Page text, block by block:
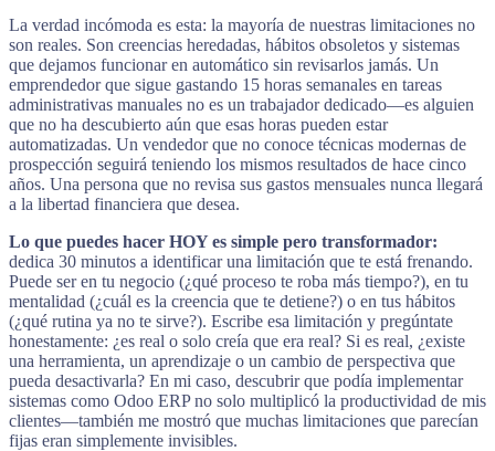
La verdad incómoda es esta: la mayoría de nuestras limitaciones no
son reales. Son creencias heredadas, hábitos obsoletos y sistemas
que dejamos funcionar en automático sin revisarlos jamás. Un
emprendedor que sigue gastando 15 horas semanales en tareas
administrativas manuales no es un trabajador dedicado—es alguien
que no ha descubierto aún que esas horas pueden estar
automatizadas. Un vendedor que no conoce técnicas modernas de
prospección seguirá teniendo los mismos resultados de hace cinco
años. Una persona que no revisa sus gastos mensuales nunca llegará
a la libertad financiera que desea.
Lo que puedes hacer HOY es simple pero transformador:
dedica 30 minutos a identificar una limitación que te está frenando.
Puede ser en tu negocio (¿qué proceso te roba más tiempo?), en tu
mentalidad (¿cuál es la creencia que te detiene?) o en tus hábitos
(¿qué rutina ya no te sirve?). Escribe esa limitación y pregúntate
honestamente: ¿es real o solo creía que era real? Si es real, ¿existe
una herramienta, un aprendizaje o un cambio de perspectiva que
pueda desactivarla? En mi caso, descubrir que podía implementar
sistemas como Odoo ERP no solo multiplicó la productividad de mis
clientes—también me mostró que muchas limitaciones que parecían
fijas eran simplemente invisibles.